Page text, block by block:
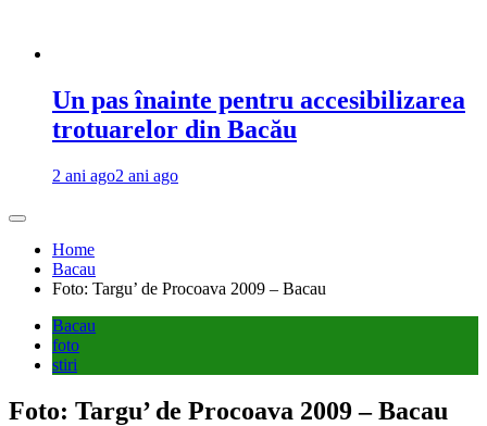
Un pas înainte pentru accesibilizarea
trotuarelor din Bacău
2 ani ago2 ani ago
Home
Bacau
Foto: Targu’ de Procoava 2009 – Bacau
Bacau
foto
stiri
Foto: Targu’ de Procoava 2009 – Bacau